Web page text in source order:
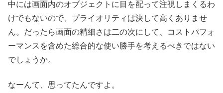
中には画面内のオブジェクトに目を配って注視しまくるわ
けでもないので、プライオリティは決して高くありませ
ん。だったら画面の精細さは二の次にして、コストパフォ
ーマンスを含めた総合的な使い勝手を考えるべきではない
でしょうか。
なーんて、思ってたんですよ。